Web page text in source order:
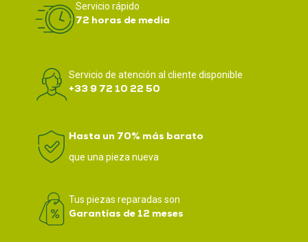
Servicio rápido
72 horas de media
Servicio de atención al cliente disponible
+33 9 72 10 22 50
Hasta un 70% más barato
que una pieza nueva
Tus piezas reparadas son
Garantías de 12 meses